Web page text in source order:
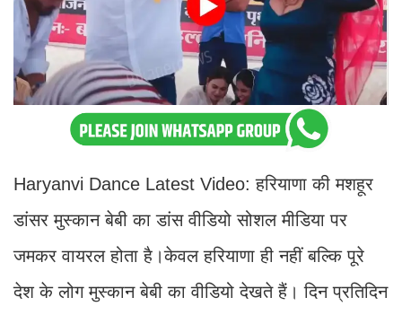
Haryanvi Dance Latest Video: हरियाणा की मशहूर
डांसर मुस्कान बेबी का डांस वीडियो सोशल मीडिया पर
जमकर वायरल होता है।केवल हरियाणा ही नहीं बल्कि पूरे
देश के लोग मुस्कान बेबी का वीडियो देखते हैं। दिन प्रतिदिन